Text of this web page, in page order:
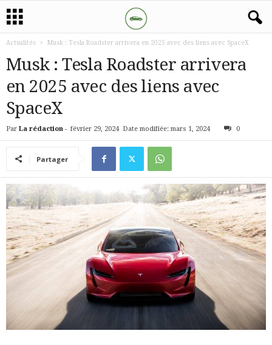
Actualités Musk : Tesla Roadster arrivera en 2025 avec des liens avec SpaceX
Musk : Tesla Roadster arrivera
en 2025 avec des liens avec
SpaceX
Par La rédaction - février 29, 2024 Date modifiée: mars 1, 2024 0
Partager